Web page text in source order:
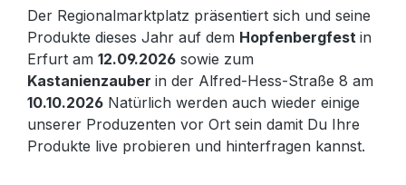
Der Regionalmarktplatz präsentiert sich und seine
Produkte dieses Jahr auf dem Hopfenbergfest in
Erfurt am 12.09.2026 sowie zum
Kastanienzauber in der Alfred-Hess-Straße 8 am
10.10.2026 Natürlich werden auch wieder einige
unserer Produzenten vor Ort sein damit Du Ihre
Produkte live probieren und hinterfragen kannst.